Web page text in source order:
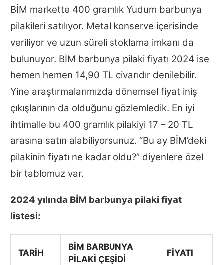
BİM markette 400 gramlık Yudum barbunya
pilakileri satılıyor. Metal konserve içerisinde
veriliyor ve uzun süreli stoklama imkanı da
bulunuyor. BİM barbunya pilaki fiyatı 2024 ise
hemen hemen 14,90 TL civarıdır denilebilir.
Yine araştırmalarımızda dönemsel fiyat iniş
çıkışlarının da olduğunu gözlemledik. En iyi
ihtimalle bu 400 gramlık pilakiyi 17 – 20 TL
arasına satın alabiliyorsunuz. “Bu ay BİM’deki
pilakinin fiyatı ne kadar oldu?” diyenlere özel
bir tablomuz var.
2024 yılında BİM barbunya pilaki fiyat
listesi:
TARİH
BİM BARBUNYA
PİLAKİ ÇEŞİDİ
FİYATI